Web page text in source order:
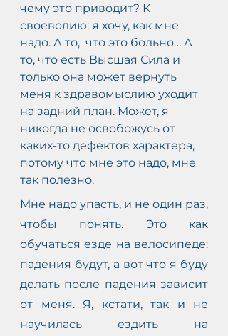
чему это приводит? К
своеволию: я хочу, как мне
надо. А то,  что это больно… А
то, что есть Высшая Сила и
только она может вернуть
меня к здравомыслию уходит
на задний план. Может, я
никогда не освобожусь от
каких-то дефектов характера,
потому что мне это надо, мне
так полезно.
Мне надо упасть, и не один раз,
чтобы понять. Это как
обучаться езде на велосипеде:
падения будут, а вот что я буду
делать после падения зависит
от меня. Я, кстати, так и не
научилась ездить на